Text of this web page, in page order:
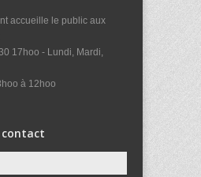
accueille le public aux
17hoo - Lundi, Mardi,
à 12hoo
contact